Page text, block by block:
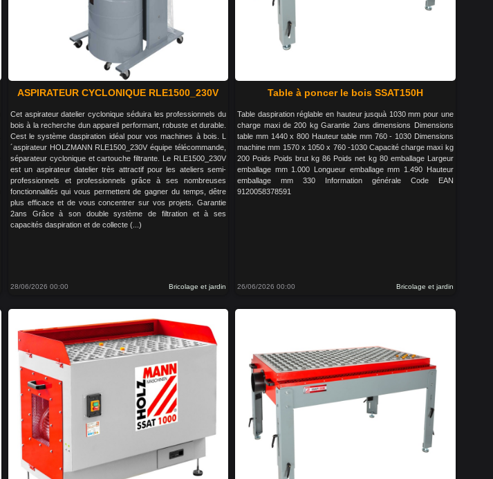
ASPIRATEUR CYCLONIQUE RLE1500_230V
Cet aspirateur datelier cyclonique séduira les professionnels du
bois à la recherche dun appareil performant, robuste et durable.
Cest le système daspiration idéal pour vos machines à bois. L
´aspirateur HOLZMANN RLE1500_230V équipe télécommande,
séparateur cyclonique et cartouche filtrante. Le RLE1500_230V
est un aspirateur datelier très attractif pour les ateliers semi-
professionnels et professionnels grâce à ses nombreuses
fonctionnalités qui vous permettent de gagner du temps, dêtre
plus efficace et de vous concentrer sur vos projets. Garantie
2ans Grâce à son double système de filtration et à ses
capacités daspiration et de collecte (...)
28/06/2026 00:00 Bricolage et jardin
Table à poncer le bois SSAT150H
Table daspiration réglable en hauteur jusquà 1030 mm pour une
charge maxi de 200 kg Garantie 2ans dimensions Dimensions
table mm 1440 x 800 Hauteur table mm 760 - 1030 Dimensions
machine mm 1570 x 1050 x 760 -1030 Capacité charge maxi kg
200 Poids Poids brut kg 86 Poids net kg 80 emballage Largeur
emballage mm 1.000 Longueur emballage mm 1.490 Hauteur
emballage mm 330 Information générale Code EAN
9120058378591
26/06/2026 00:00 Bricolage et jardin